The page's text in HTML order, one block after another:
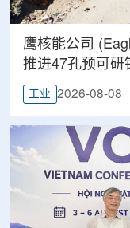
鹰核能公司
推进47孔预可研
工业 2026-08-08